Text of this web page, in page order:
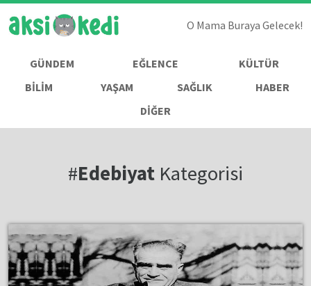
O Mama Buraya Gelecek!
GÜNDEM EĞLENCE
KÜLTÜR
BİLİM
YAŞAM SAĞLIK
HABER
DİĞER
#Edebiyat Kategorisi